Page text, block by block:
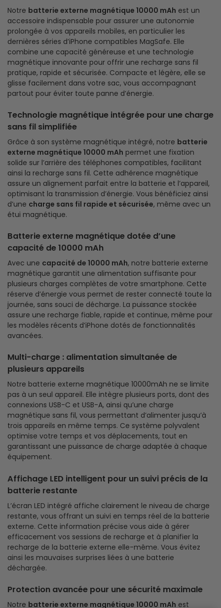
Notre batterie externe magnétique 10000 mAh est un
accessoire indispensable pour assurer une autonomie
prolongée à vos appareils mobiles, en particulier les
dernières séries d’iPhone compatibles MagSafe. Elle
combine une capacité généreuse et une technologie
magnétique innovante pour offrir une recharge sans fil
pratique, rapide et sécurisée. Compacte et légère, elle se
glisse facilement dans votre sac, vous accompagnant
partout pour éviter toute panne d’énergie.
Technologie magnétique intégrée pour une charge
sans fil simplifiée
Grâce à son système magnétique intégré, notre batterie
externe magnétique 10000 mAh permet une fixation
solide sur l’arrière des téléphones compatibles, facilitant
ainsi la recharge sans fil. Cette adhérence magnétique
assure un alignement parfait entre la batterie et l’appareil,
optimisant la transmission d’énergie. Vous bénéficiez ainsi
d’une charge sans fil rapide et sécurisée, même avec un
étui magnétique.
Batterie externe magnétique dotée d’une
capacité de 10000 mAh
Avec une capacité de 10000 mAh, notre batterie externe
magnétique garantit une alimentation suffisante pour
plusieurs charges complètes de votre smartphone. Cette
réserve d’énergie vous permet de rester connecté toute la
journée, sans souci de décharge. La puissance stockée
assure une recharge fiable, rapide et continue, même pour
les modèles récents d’iPhone dotés de fonctionnalités
avancées.
Multi-charge : alimentation simultanée de
plusieurs appareils
Notre batterie externe magnétique 10000mAh ne se limite
pas à un seul appareil. Elle intègre plusieurs ports, dont des
connexions USB-C et USB-A, ainsi qu’une charge
magnétique sans fil, vous permettant d’alimenter jusqu’à
trois appareils en même temps. Ce système polyvalent
optimise votre temps et vos déplacements, tout en
garantissant une puissance de charge adaptée à chaque
équipement.
Affichage LED intelligent pour un suivi précis de la
batterie restante
L’écran LED intégré affiche clairement le niveau de charge
restante, vous offrant un suivi en temps réel de la batterie
externe. Cette information précise vous aide à gérer
efficacement vos sessions de recharge et à planifier la
recharge de la batterie externe elle-même. Vous évitez
ainsi les mauvaises surprises liées à une batterie
déchargée.
Protection avancée pour une sécurité maximale
Notre batterie externe magnétique 10000 mAh est